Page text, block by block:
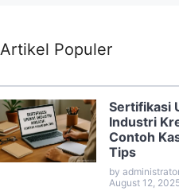
Artikel Populer
Sertifikasi
Industri
Contoh
Tips
by
August 12,